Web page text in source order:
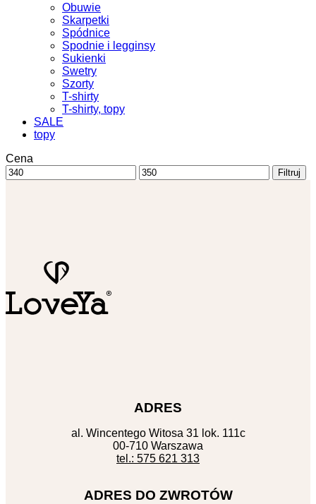
Obuwie
Skarpetki
Spódnice
Spodnie i legginsy
Sukienki
Swetry
Szorty
T-shirty
T-shirty, topy
SALE
topy
Cena
Cena
min
Cena
max
Filtruj
ADRES
al. Wincentego Witosa 31 lok. 111c
00-710 Warszawa
tel.: 575 621 313
ADRES DO ZWROTÓW